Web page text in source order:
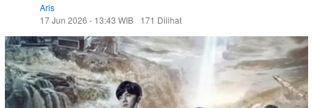
Aris
17 Jun 2026 - 13:43 WIB
171 Dilihat